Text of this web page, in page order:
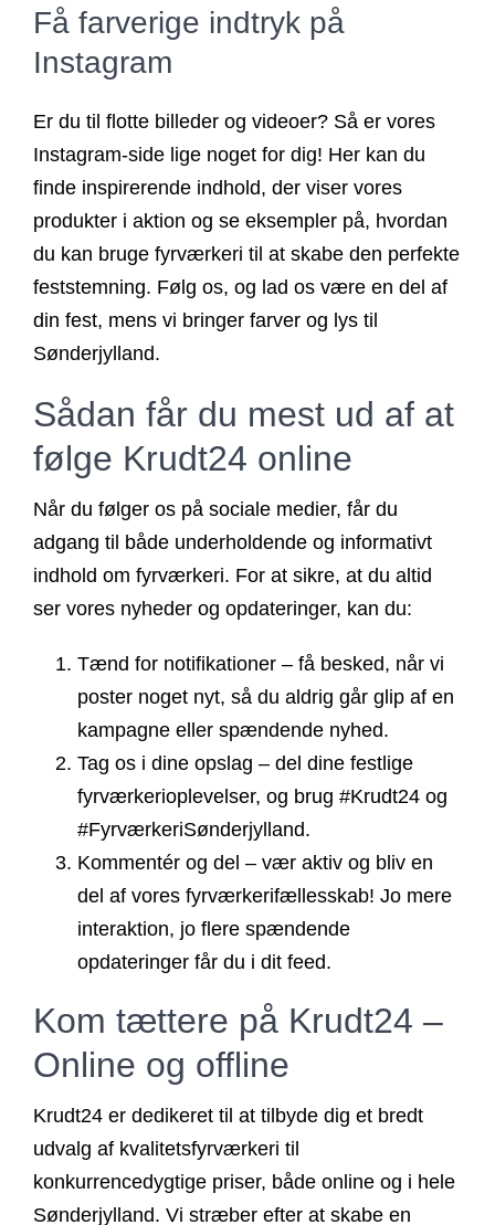
Få farverige indtryk på
Instagram
Er du til flotte billeder og videoer? Så er vores
Instagram-side lige noget for dig! Her kan du
finde inspirerende indhold, der viser vores
produkter i aktion og se eksempler på, hvordan
du kan bruge fyrværkeri til at skabe den perfekte
feststemning. Følg os, og lad os være en del af
din fest, mens vi bringer farver og lys til
Sønderjylland.
Sådan får du mest ud af at
følge Krudt24 online
Når du følger os på sociale medier, får du
adgang til både underholdende og informativt
indhold om fyrværkeri. For at sikre, at du altid
ser vores nyheder og opdateringer, kan du:
Tænd for notifikationer – få besked, når vi
poster noget nyt, så du aldrig går glip af en
kampagne eller spændende nyhed.
Tag os i dine opslag – del dine festlige
fyrværkerioplevelser, og brug #Krudt24 og
#FyrværkeriSønderjylland.
Kommentér og del – vær aktiv og bliv en
del af vores fyrværkerifællesskab! Jo mere
interaktion, jo flere spændende
opdateringer får du i dit feed.
Kom tættere på Krudt24 –
Online og offline
Krudt24 er dedikeret til at tilbyde dig et bredt
udvalg af kvalitetsfyrværkeri til
konkurrencedygtige priser, både online og i hele
Sønderjylland. Vi stræber efter at skabe en